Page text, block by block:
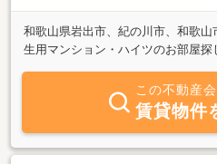
和歌山県岩出市、紀の川市、和歌
生用マンション・ハイツのお部屋探
この不動産
賃貸物件